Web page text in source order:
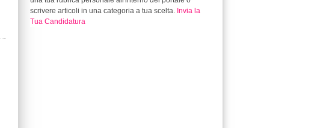
scrivere articoli in una categoria a tua scelta. Invia la
Tua Candidatura